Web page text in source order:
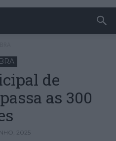
de
as 300
2025